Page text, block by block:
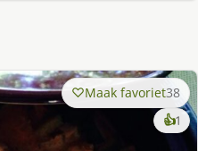
Maak favoriet38
👍1